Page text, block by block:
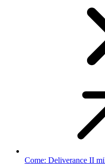
Come: Deliverance II